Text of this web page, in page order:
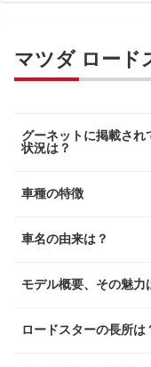
マツダ ロード
グーネットに掲載さ
状況は？
車種の特徴
車名の由来は？
モデル概要、その魅力
ロードスターの長所は